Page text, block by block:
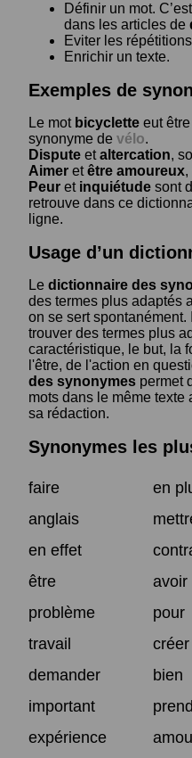
Définir un mot.
dans les articles de
Eviter les
Enrichir un texte.
Exemples de
Le mot bicyclette eut
synonyme de vélo.
Dispute etaltercation,
Aimer etêtre amoureux,
Peur et inquiétude sont
retrouve dans ce
ligne.
Usage d’un
Le dictionnaire des
des termes plus adaptés
on se sert
trouver des termes plus
caractéristique, le but, la
l'être, de l'action en
des synonymes permet
mots dans le même texte
sa rédaction.
Synonymes les
faire
en
anglais
en effet
être
avoir
problème
pour
travail
créer
demander
bien
important
expérience